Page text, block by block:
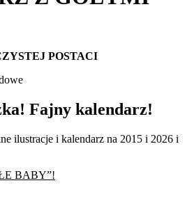
POSTACI
Fajny kalendarz!
ilustracje i kalendarz na 2015 i 2026 i
BABY”!